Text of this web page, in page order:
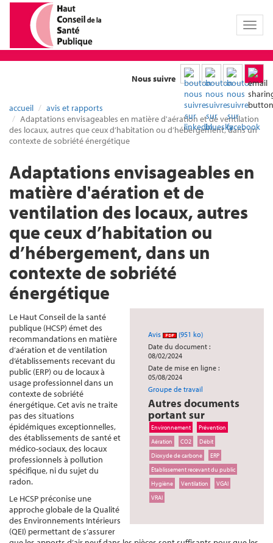
Toggle
Nous suivre
accueil
avis et rapports
Adaptations envisageables en matière d'aération et de ventilation
des locaux, autres que ceux d’habitation ou d’hébergement, dans un
contexte de sobriété énergétique
Adaptations envisageables en
matière d'aération et de
ventilation des locaux, autres
que ceux d’habitation ou
d’hébergement, dans un
contexte de sobriété
énergétique
Avis
(951 ko)
Date du document :
08/02/2024
Date de mise en ligne :
05/08/2024
Groupe de travail
Autres documents
portant sur
Environnement
Prévention
Aération
CO2
Débit
Dioxyde de carbone
ERP
Établissement recevant du public
Hygiène
Ventilation
VGAI
VRAI
Le Haut Conseil de la santé
publique (HCSP) émet des
recommandations en matière
d’aération et de ventilation
d’établissements recevant du
public (ERP) ou de locaux à
usage professionnel dans un
contexte de sobriété
énergétique. Cet avis ne traite
pas des situations
épidémiques exceptionnelles,
des établissements de santé et
médico-sociaux, des locaux
professionnels à pollution
spécifique, ni du sujet du
radon.
Le HCSP préconise une
approche globale de la Qualité
des Environnements Intérieurs
(QEI) permettant de s’assurer